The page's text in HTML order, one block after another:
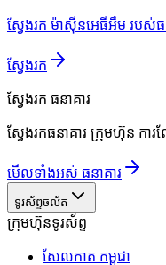
ស្វែងរក ម៉ាស៊ីនអេធីអឹម របស់ធ
ស្វែងរក
ស្វែងរក ធនាគារ
ស្វែងរកធនាគារ ក្រុមហ៊ុន កា
មើលទាំងអស់ ធនាគារ
ទូរស័ព្ទចល័ត
ក្រុមហ៊ុនទូរស័ព្ទ
សែលកាត កម្ពុជា